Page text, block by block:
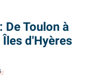
Toulon à
d'Hyères